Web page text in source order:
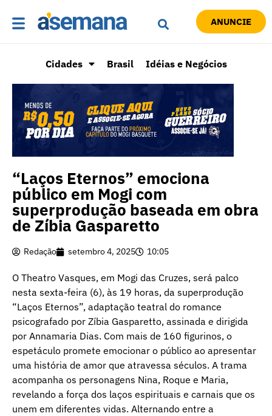
ANUNCIE
Cidades Brasil Idéias e Negócios
“Laços Eternos” emociona
público em Mogi com
superprodução baseada em obra
de Zíbia Gasparetto
Redação setembro 4, 2025 10:05
O Theatro Vasques, em Mogi das Cruzes, será palco
nesta sexta-feira (6), às 19 horas, da superprodução
“Laços Eternos”, adaptação teatral do romance
psicografado por Zíbia Gasparetto, assinada e dirigida
por Annamaria Dias. Com mais de 160 figurinos, o
espetáculo promete emocionar o público ao apresentar
uma história de amor que atravessa séculos. A trama
acompanha os personagens Nina, Roque e Maria,
revelando a força dos laços espirituais e carnais que os
unem em diferentes vidas. Alternando entre a